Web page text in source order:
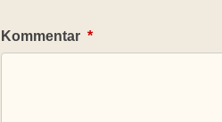
Kommentar *